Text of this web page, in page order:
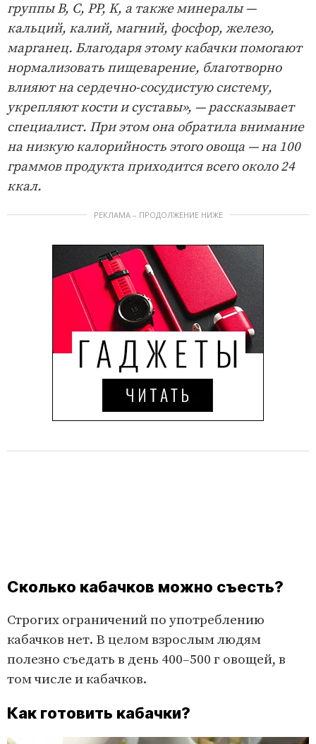
группы B, С, PP, K, а также минералы —
кальций, калий, магний, фосфор, железо,
марганец. Благодаря этому кабачки помогают
нормализовать пищеварение, благотворно
влияют на сердечно-сосудистую систему,
укрепляют кости и суставы», — рассказывает
специалист. При этом она обратила внимание
на низкую калорийность этого овоща — на 100
граммов продукта приходится всего около 24
ккал.
РЕКЛАМА – ПРОДОЛЖЕНИЕ НИЖЕ
Сколько кабачков можно съесть?
Строгих ограничений по употреблению
кабачков нет. В целом взрослым людям
полезно съедать в день 400–500 г овощей, в
том числе и кабачков.
Как готовить кабачки?